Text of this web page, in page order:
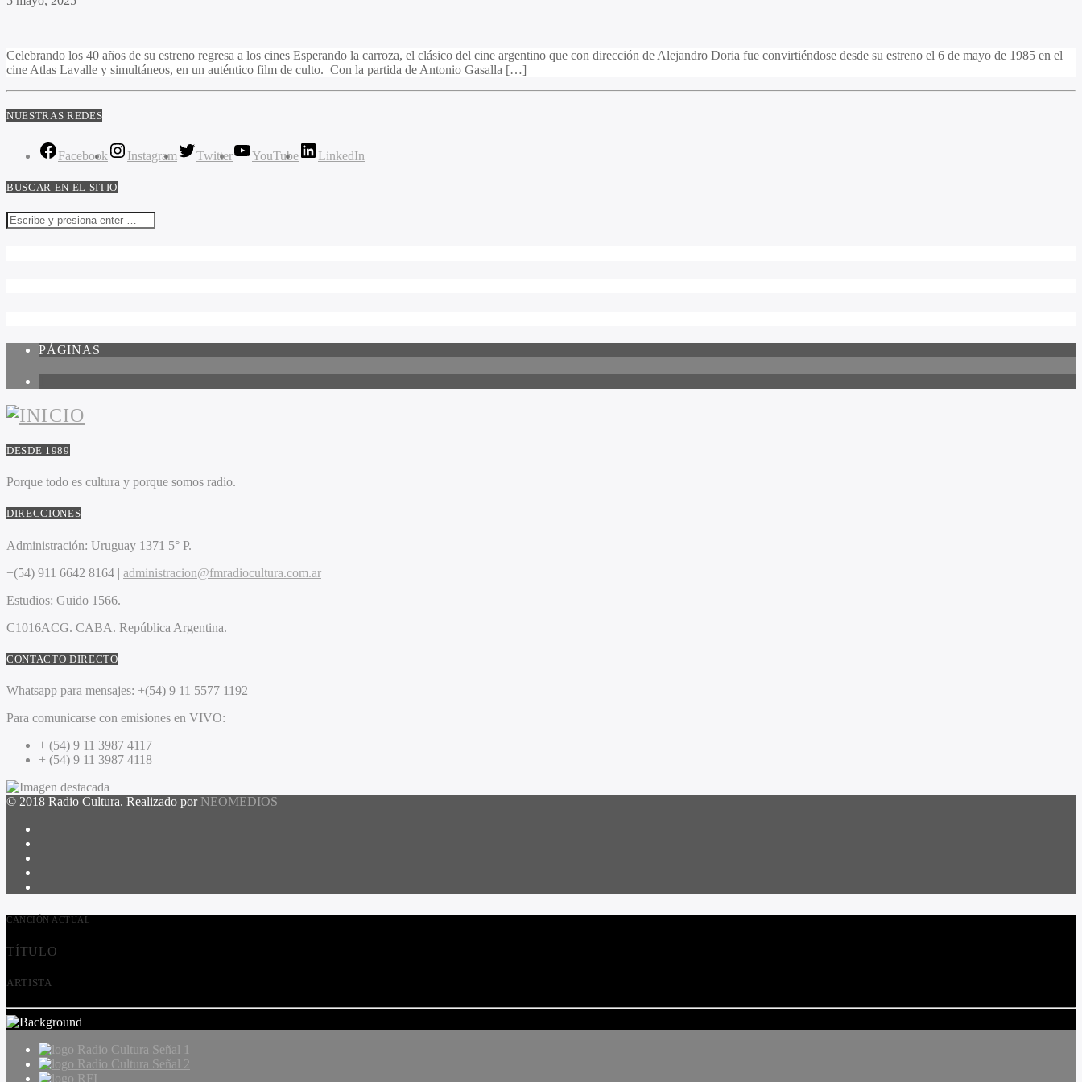
Celebrando los 40 años de su estreno regresa a los cines Esperando la carroza, el clásico del cine argentino que con dirección de Alejandro Doria fue convirtiéndose desde su estreno el 6 de mayo de 1985 en el
cine Atlas Lavalle y simultáneos, en un auténtico film de culto. Con la partida de Antonio Gasalla […]
NUESTRAS REDES
Facebook Instagram Twitter YouTube LinkedIn
BUSCAR EN EL SITIO
PÁGINAS
DESDE 1989
Porque todo es cultura y porque somos radio.
DIRECCIONES
Administración: Uruguay 1371 5° P.
+(54) 911 6642 8164 | administracion@fmradiocultura.com.ar
Estudios: Guido 1566.
C1016ACG. CABA. República Argentina.
CONTACTO DIRECTO
Whatsapp para mensajes: +(54) 9 11 5577 1192
Para comunicarse con emisiones en VIVO:
+ (54) 9 11 3987 4117
+ (54) 9 11 3987 4118
© 2018 Radio Cultura. Realizado por NEOMEDIOS
CANCIÓN ACTUAL
TÍTULO
ARTISTA
Radio Cultura Señal 1
Radio Cultura Señal 2
RFI